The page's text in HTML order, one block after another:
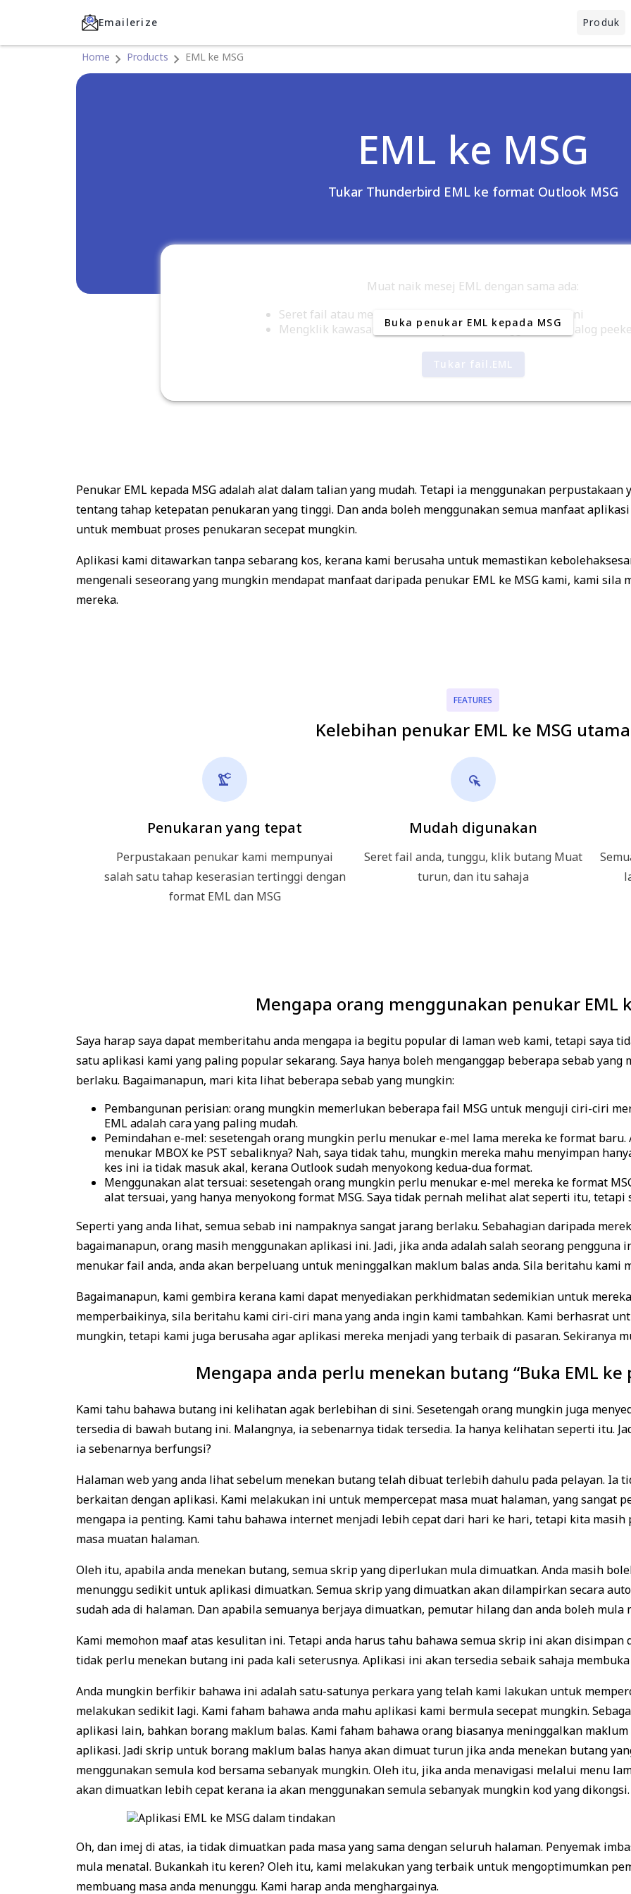
Emailerize Produk
Home Products EML ke MSG
EML ke MSG
Tukar Thunderbird EML ke format Outlook MSG
Muat naik mesej EML dengan sama ada:
Seret fail atau mesej EML dari klien e-mel ke kawasan ini
Mengklik kawasan untuk melayari fail menggunakan dialog
Tukar fail.EML
Buka penukar EML kepada MSG
Penukar EML kepada MSG adalah alat dalam talian yang mudah. Tetapi ia menggunakan
tentang tahap ketepatan penukaran yang tinggi. Dan anda boleh menggunakan semua manfaat
untuk membuat proses penukaran secepat mungkin.
Aplikasi kami ditawarkan tanpa sebarang kos, kerana kami berusaha untuk memastikan
mengenali seseorang yang mungkin mendapat manfaat daripada penukar EML ke MSG kami, kami sila
mereka.
FEATURES
Kelebihan penukar EML ke MSG utama
Penukaran yang tepat
Perpustakaan penukar kami mempunyai
salah satu tahap keserasian tertinggi dengan
format EML dan MSG
Mudah digunakan
Seret fail anda, tunggu, klik butang Muat
turun, dan itu sahaja
Mengapa orang menggunakan penukar EML
Saya harap saya dapat memberitahu anda mengapa ia begitu popular di laman web kami, tetapi saya
satu aplikasi kami yang paling popular sekarang. Saya hanya boleh menganggap beberapa sebab
berlaku. Bagaimanapun, mari kita lihat beberapa sebab yang mungkin:
Pembangunan perisian: orang mungkin memerlukan beberapa fail MSG untuk menguji ciri-ciri
EML adalah cara yang paling mudah.
Pemindahan e-mel: sesetengah orang mungkin perlu menukar e-mel lama mereka ke format
menukar MBOX ke PST sebaliknya? Nah, saya tidak tahu, mungkin mereka mahu menyimpan
kes ini ia tidak masuk akal, kerana Outlook sudah menyokong kedua-dua format.
Menggunakan alat tersuai: sesetengah orang mungkin perlu menukar e-mel mereka ke format
alat tersuai, yang hanya menyokong format MSG. Saya tidak pernah melihat alat seperti itu, tetapi
Seperti yang anda lihat, semua sebab ini nampaknya sangat jarang berlaku. Sebahagian daripada
bagaimanapun, orang masih menggunakan aplikasi ini. Jadi, jika anda adalah salah seorang pengguna
menukar fail anda, anda akan berpeluang untuk meninggalkan maklum balas anda. Sila beritahu kami
Bagaimanapun, kami gembira kerana kami dapat menyediakan perkhidmatan sedemikian untuk
memperbaikinya, sila beritahu kami ciri-ciri mana yang anda ingin kami tambahkan. Kami berhasrat
mungkin, tetapi kami juga berusaha agar aplikasi mereka menjadi yang terbaik di pasaran. Sekiranya
Mengapa anda perlu menekan butang “Buka EML ke
Kami tahu bahawa butang ini kelihatan agak berlebihan di sini. Sesetengah orang mungkin juga
tersedia di bawah butang ini. Malangnya, ia sebenarnya tidak tersedia. Ia hanya kelihatan seperti itu.
ia sebenarnya berfungsi?
Halaman web yang anda lihat sebelum menekan butang telah dibuat terlebih dahulu pada pelayan. Ia
berkaitan dengan aplikasi. Kami melakukan ini untuk mempercepat masa muat halaman, yang sangat
mengapa ia penting. Kami tahu bahawa internet menjadi lebih cepat dari hari ke hari, tetapi kita
masa muatan halaman.
Oleh itu, apabila anda menekan butang, semua skrip yang diperlukan mula dimuatkan. Anda masih
menunggu sedikit untuk aplikasi dimuatkan. Semua skrip yang dimuatkan akan dilampirkan secara
sudah ada di halaman. Dan apabila semuanya berjaya dimuatkan, pemutar hilang dan anda boleh mula
Kami memohon maaf atas kesulitan ini. Tetapi anda harus tahu bahawa semua skrip ini akan disimpan
tidak perlu menekan butang ini pada kali seterusnya. Aplikasi ini akan tersedia sebaik sahaja
Anda mungkin berfikir bahawa ini adalah satu-satunya perkara yang telah kami lakukan untuk
melakukan sedikit lagi. Kami faham bahawa anda mahu aplikasi kami bermula secepat mungkin.
aplikasi lain, bahkan borang maklum balas. Kami faham bahawa orang biasanya meninggalkan
aplikasi. Jadi skrip untuk borang maklum balas hanya akan dimuat turun jika anda menekan butang
menggunakan semula kod bersama sebanyak mungkin. Oleh itu, jika anda menavigasi melalui menu
akan dimuatkan lebih cepat kerana ia akan menggunakan semula sebanyak mungkin kod yang dikongsi.
Oh, dan imej di atas, ia tidak dimuatkan pada masa yang sama dengan seluruh halaman. Penyemak
mula menatal. Bukankah itu keren? Oleh itu, kami melakukan yang terbaik untuk mengoptimumkan
membuang masa anda menunggu. Kami harap anda menghargainya.